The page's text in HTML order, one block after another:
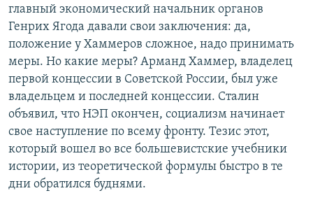
главный экономический начальник органов
Генрих Ягода давали свои заключения: да,
положение у Хаммеров сложное, надо принимать
меры. Но какие меры? Арманд Хаммер, владелец
первой концессии в Советской России, был уже
владельцем и последней концессии. Сталин
объявил, что НЭП окончен, социализм начинает
свое наступление по всему фронту. Тезис этот,
который вошел во все большевистские учебники
истории, из теоретической формулы быстро в те
дни обратился буднями.